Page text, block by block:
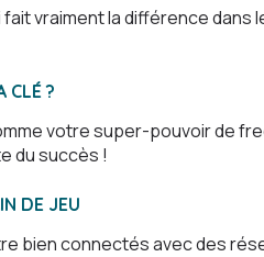
vraiment la différence
CLÉ ?
votre super-pouvoir de
du succès !
DE JEU
bien connectés avec des